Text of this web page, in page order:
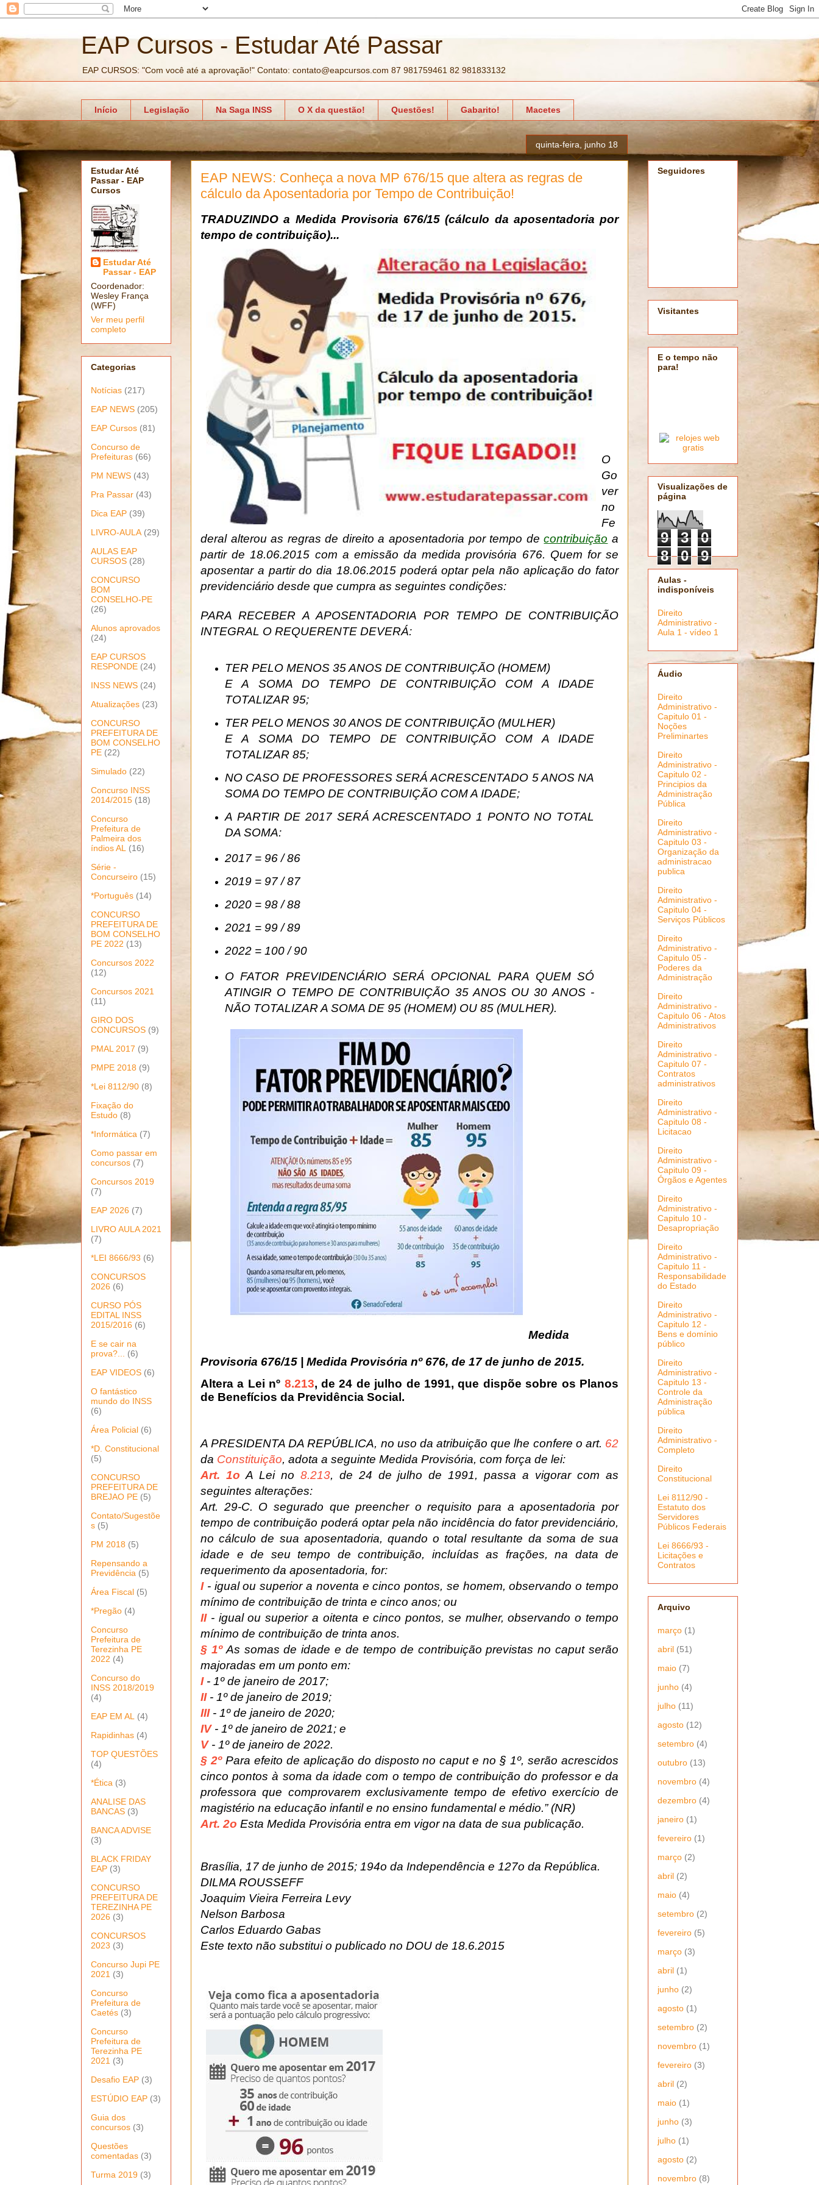
EAP Cursos - Estudar Até Passar
EAP CURSOS: "Com você até a aprovação!" Contato: contato@eapcursos.com 87 981759461 82 981833132
Início Legislação Na Saga INSS O X da questão! Questões! Gabarito! Macetes
quinta-feira, junho 18
EAP NEWS: Conheça a nova MP 676/15 que altera as regras de
cálculo da Aposentadoria por Tempo de Contribuição!
TRADUZINDO a Medida Provisoria 676/15 (cálculo da aposentadoria por
tempo de contribuição)...
O
Go
ver
no
Fe
deral alterou as regras de direito a aposentadoria por tempo decontribuição a
partir de 18.06.2015 com a emissão da medida provisória 676. Quem for se
aposentar a partir do dia 18.06.2015 poderá optar pela não aplicação do fator
previdenciário desde que cumpra as seguintes condições:
PARA RECEBER A APOSENTADORIA POR TEMPO DE CONTRIBUIÇÃO
INTEGRAL O REQUERENTE DEVERÁ:
TER PELO MENOS 35 ANOS DE CONTRIBUIÇÃO (HOMEM)
E A SOMA DO TEMPO DE CONTRIBUIÇÃO COM A IDADE
TOTALIZAR 95;
TER PELO MENOS 30 ANOS DE CONTRIBUIÇÃO (MULHER)
E A SOMA DO TEMPO DE CONTRIBUIÇÃO COM A IDADE
TOTALIZAR 85;
NO CASO DE PROFESSORES SERÁ ACRESCENTADO 5 ANOS NA
SOMA DO TEMPO DE CONTRIBUIÇÃO COM A IDADE;
A PARTIR DE 2017 SERÁ ACRESCENTADO 1 PONTO NO TOTAL
DA SOMA:
2017 = 96 / 86
2019 = 97 / 87
2020 = 98 / 88
2021 = 99 / 89
2022 = 100 / 90
O FATOR PREVIDENCIÁRIO SERÁ OPCIONAL PARA QUEM SÓ
ATINGIR O TEMPO DE CONTRIBUIÇÃO 35 ANOS OU 30 ANOS -
NÃO TOTALIZAR A SOMA DE 95 (HOMEM) OU 85 (MULHER).
Medida
Provisoria 676/15 | Medida Provisória nº 676, de 17 de junho de 2015.
Altera a Lei nº 8.213, de 24 de julho de 1991, que dispõe sobre os Planos
de Benefícios da Previdência Social.
A PRESIDENTA DA REPÚBLICA, no uso da atribuição que lhe confere o art. 62
da Constituição, adota a seguinte Medida Provisória, com força de lei:
Art. 1o A Lei no 8.213, de 24 de julho de 1991, passa a vigorar com as
seguintes alterações:
Art. 29-C. O segurado que preencher o requisito para a aposentadoria por
tempo de contribuição poderá optar pela não incidência do fator previdenciário,
no cálculo de sua aposentadoria, quando o total resultante da soma de sua
idade e de seu tempo de contribuição, incluídas as frações, na data de
requerimento da aposentadoria, for:
I - igual ou superior a noventa e cinco pontos, se homem, observando o tempo
mínimo de contribuição de trinta e cinco anos; ou
II - igual ou superior a oitenta e cinco pontos, se mulher, observando o tempo
mínimo de contribuição de trinta anos.
§ 1ºAs somas de idade e de tempo de contribuição previstas no caput serão
majoradas em um ponto em:
I - 1º de janeiro de 2017;
II - 1º de janeiro de 2019;
III - 1º de janeiro de 2020;
IV - 1º de janeiro de 2021; e
V - 1º de janeiro de 2022.
§ 2ºPara efeito de aplicação do disposto no caput e no § 1º, serão acrescidos
cinco pontos à soma da idade com o tempo de contribuição do professor e da
professora que comprovarem exclusivamente tempo de efetivo exercício de
magistério na educação infantil e no ensino fundamental e médio.” (NR)
Art. 2o Esta Medida Provisória entra em vigor na data de sua publicação.
Brasília, 17 de junho de 2015; 194o da Independência e 127o da República.
DILMA ROUSSEFF
Joaquim Vieira Ferreira Levy
Nelson Barbosa
Carlos Eduardo Gabas
Este texto não substitui o publicado no DOU de 18.6.2015
Estudar Até
Passar - EAP
Cursos
Estudar Até
Passar - EAP
Coordenador:
Wesley França
(WFF)
Ver meu perfil
completo
Categorias
Notícias (217)
EAP NEWS (205)
EAP Cursos (81)
Concurso de
Prefeituras (66)
PM NEWS (43)
Pra Passar (43)
Dica EAP (39)
LIVRO-AULA (29)
AULAS EAP
CURSOS (28)
CONCURSO
BOM
CONSELHO-PE
(26)
Alunos aprovados
(24)
EAP CURSOS
RESPONDE (24)
INSS NEWS (24)
Atualizações (23)
CONCURSO
PREFEITURA DE
BOM CONSELHO
PE (22)
Simulado (22)
Concurso INSS
2014/2015 (18)
Concurso
Prefeitura de
Palmeira dos
índios AL
(16)
Série -
Concurseiro (15)
*Português (14)
CONCURSO
PREFEITURA DE
BOM CONSELHO
PE 2022 (13)
Concursos 2022
(12)
Concursos 2021
(11)
GIRO DOS
CONCURSOS (9)
PMAL 2017 (9)
PMPE 2018 (9)
*Lei 8112/90 (8)
Fixação do
Estudo (8)
*Informática (7)
Como passar em
concursos (7)
Concursos 2019
(7)
EAP 2026 (7)
LIVRO AULA 2021
(7)
*LEI 8666/93 (6)
CONCURSOS
2026 (6)
CURSO PÓS
EDITAL INSS
2015/2016 (6)
E se cair na
prova?...
(6)
EAP VIDEOS (6)
O fantástico
mundo do INSS
(6)
Área Policial (6)
*D. Constitucional
(5)
CONCURSO
PREFEITURA DE
BREJAO PE (5)
Contato/Sugestõe
s (5)
PM 2018 (5)
Repensando a
Previdência (5)
Área Fiscal (5)
*Pregão (4)
Concurso
Prefeitura de
Terezinha PE
2022 (4)
Concurso do
INSS 2018/2019
(4)
EAP EM AL
(4)
Rapidinhas (4)
TOP QUESTÕES
(4)
*Ética (3)
ANALISE DAS
BANCAS (3)
BANCA ADVISE
(3)
BLACK FRIDAY
EAP (3)
CONCURSO
PREFEITURA DE
TEREZINHA PE
2026 (3)
CONCURSOS
2023 (3)
Concurso Jupi PE
2021 (3)
Concurso
Prefeitura de
Caetés (3)
Concurso
Prefeitura de
Terezinha PE
2021 (3)
Desafio EAP (3)
ESTÚDIO EAP (3)
Guia dos
concursos (3)
Questões
comentadas (3)
Turma 2019 (3)
Seguidores
Visitantes
E o tempo não
para!
Visualizações de
página
9 3
0
8
0 9
Aulas -
indisponíveis
Direito
Administrativo -
Aula 1 - vídeo 1
Áudio
Direito
Administrativo -
Capitulo 01 -
Noções
Preliminartes
Direito
Administrativo -
Capitulo 02 -
Principios da
Administração
Pública
Direito
Administrativo -
Capitulo 03 -
Organização da
administracao
publica
Direito
Administrativo -
Capitulo 04 -
Serviços Públicos
Direito
Administrativo -
Capitulo 05 -
Poderes da
Administração
Direito
Administrativo -
Capitulo 06 - Atos
Administrativos
Direito
Administrativo -
Capitulo 07 -
Contratos
administrativos
Direito
Administrativo -
Capitulo 08 -
Licitacao
Direito
Administrativo -
Capitulo 09 -
Órgãos e Agentes
Direito
Administrativo -
Capitulo 10 -
Desapropriação
Direito
Administrativo -
Capitulo 11 -
Responsabilidade
do Estado
Direito
Administrativo -
Capitulo 12 -
Bens e domínio
público
Direito
Administrativo -
Capitulo 13 -
Controle da
Administração
pública
Direito
Administrativo -
Completo
Direito
Constitucional
Lei 8112/90 -
Estatuto dos
Servidores
Públicos Federais
Lei 8666/93 -
Licitações e
Contratos
Arquivo
março (1)
abril (51)
maio (7)
junho (4)
julho (11)
agosto (12)
setembro (4)
outubro (13)
novembro (4)
dezembro (4)
janeiro (1)
fevereiro (1)
março (2)
abril (2)
maio (4)
setembro (2)
fevereiro (5)
março (3)
abril (1)
junho (2)
agosto (1)
setembro (2)
novembro (1)
fevereiro (3)
abril (2)
maio (1)
junho (3)
julho (1)
agosto (2)
novembro (8)